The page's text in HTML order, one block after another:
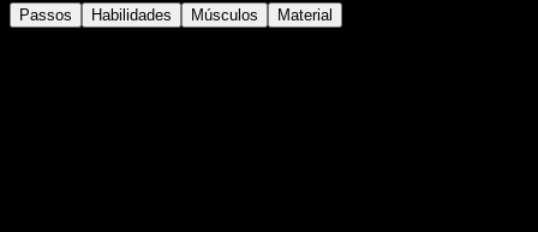
Passos Habilidades Músculos Material